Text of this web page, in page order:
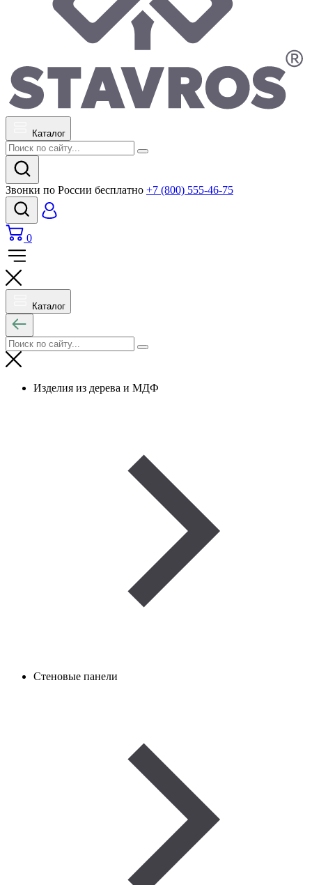
Каталог
Звонки по России бесплатно +7 (800) 555-46-75
0
Каталог
Изделия из дерева и МДФ
Стеновые панели